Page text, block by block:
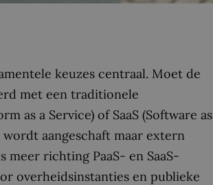
keuzes centraal. Moet de
met een traditionele
as a Service) of SaaS (Software as
aangeschaft maar extern
richting PaaS- en SaaS-
overheidsinstanties en publieke